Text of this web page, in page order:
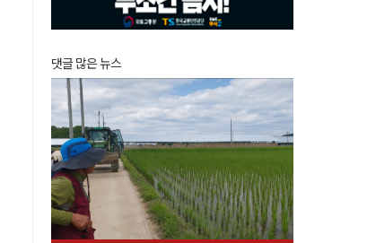
댓글 많은 뉴스